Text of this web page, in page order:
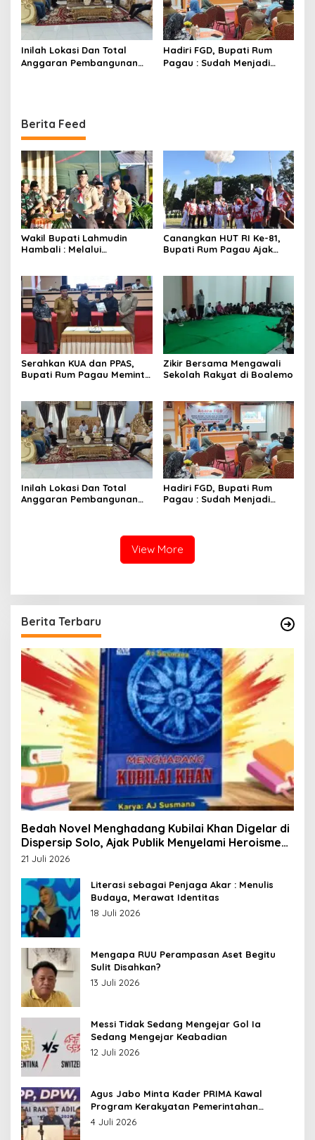
Inilah Lokasi Dan Total
Anggaran Pembangunan
Hadiri FGD, Bupati Rum
Pagau : Sudah Menjadi
Berita Feed
Wakil Bupati Lahmudin
Hambali : Melalui
Pramuka
Canangkan HUT RI Ke-81,
Bupati Rum Pagau Ajak
Serahkan KUA dan PPAS,
Bupati Rum Pagau Meminta
Zikir Bersama Mengawali
Sekolah Rakyat di Boalemo
Inilah Lokasi Dan Total
Anggaran Pembangunan
Hadiri FGD, Bupati Rum
Pagau : Sudah Menjadi
View More
Berita Terbaru
Bedah Novel Menghadang Kubilai Khan Digelar di
Dispersip Solo, Ajak Publik Menyelami Heroisme
Leluhur Nusantara
21 Juli 2026
Literasi sebagai Penjaga Akar : Menulis
Budaya, Merawat Identitas
18 Juli 2026
Mengapa RUU Perampasan Aset Begitu
Sulit Disahkan?
13 Juli 2026
Messi Tidak Sedang Mengejar Gol Ia
Sedang Mengejar Keabadian
12 Juli 2026
Agus Jabo Minta Kader PRIMA Kawal
Program Kerakyatan Pemerintahan
Prabowo
4 Juli 2026